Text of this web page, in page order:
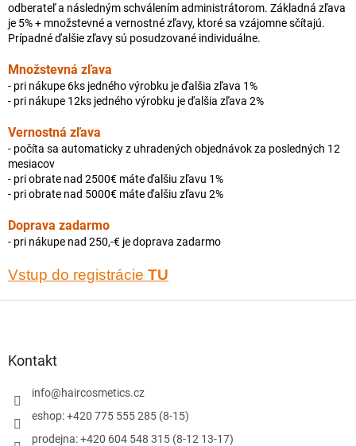
odberateľ a následným schválením administrátorom. Základná zľava
je 5% + množstevné a vernostné zľavy, ktoré sa vzájomne sčítajú.
Prípadné ďalšie zľavy sú posudzované individuálne.
Množstevná zľava
- pri nákupe 6ks jedného výrobku je ďalšia zľava 1%
- pri nákupe 12ks jedného výrobku je ďalšia zľava 2%
Vernostná zľava
- počíta sa automaticky z uhradených objednávok za posledných 12
mesiacov
- pri obrate nad 2500€ máte ďalšiu zľavu 1%
- pri obrate nad 5000€ máte ďalšiu zľavu 2%
Doprava zadarmo
- pri nákupe nad 250,-€ je doprava zadarmo
Vstup do registrácie TU
Kontakt
info@haircosmetics.cz
eshop: +420 775 555 285 (8-15)
prodejna: +420 604 548 315 (8-12 13-17)